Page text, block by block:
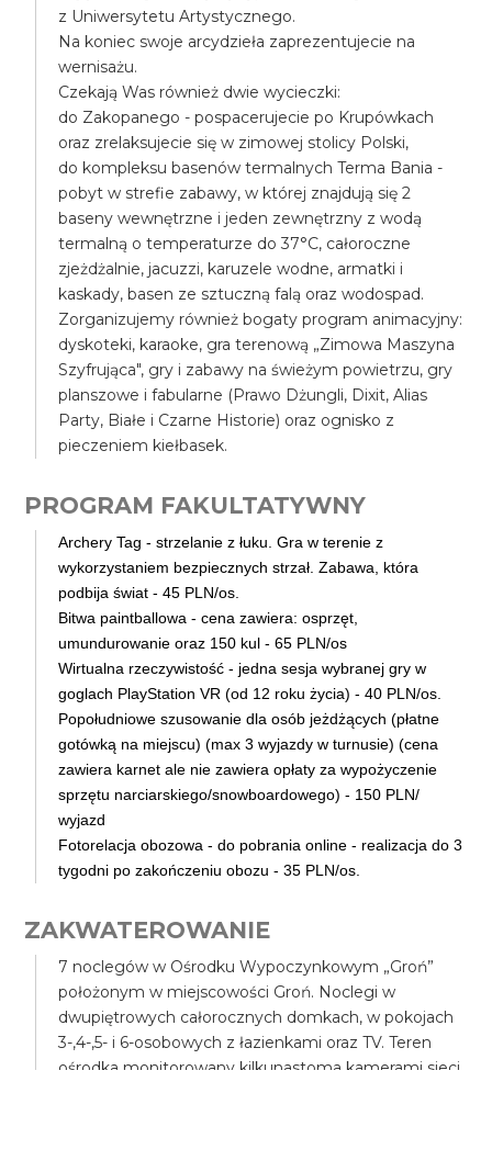
z Uniwersytetu Artystycznego.
Na koniec swoje arcydzieła zaprezentujecie na
wernisażu.
Czekają Was również dwie wycieczki:
do Zakopanego - pospacerujecie po Krupówkach
oraz zrelaksujecie się w zimowej stolicy Polski,
do kompleksu basenów termalnych Terma Bania -
pobyt w strefie zabawy, w której znajdują się 2
baseny wewnętrzne i jeden zewnętrzny z wodą
termalną o temperaturze do 37°C, całoroczne
zjeżdżalnie, jacuzzi, karuzele wodne, armatki i
kaskady, basen ze sztuczną falą oraz wodospad.
Zorganizujemy również bogaty program animacyjny:
dyskoteki, karaoke, gra terenową „Zimowa Maszyna
Szyfrująca", gry i zabawy na świeżym powietrzu, gry
planszowe i fabularne (Prawo Dżungli, Dixit, Alias
Party, Białe i Czarne Historie) oraz ognisko z
pieczeniem kiełbasek.
PROGRAM FAKULTATYWNY
Archery Tag - strzelanie z łuku. Gra w terenie z
wykorzystaniem bezpiecznych strzał. Zabawa, która
podbija świat - 45 PLN/os.
Bitwa paintballowa - cena zawiera: osprzęt,
umundurowanie oraz 150 kul - 65 PLN/os
Wirtualna rzeczywistość - jedna sesja wybranej gry w
goglach PlayStation VR (od 12 roku życia) - 40 PLN/os.
Popołudniowe szusowanie dla osób jeżdżących (płatne
gotówką na miejscu) (max 3 wyjazdy w turnusie) (cena
zawiera karnet ale nie zawiera opłaty za wypożyczenie
sprzętu narciarskiego/snowboardowego) - 150 PLN/
wyjazd
Fotorelacja obozowa - do pobrania online - realizacja do 3
tygodni po zakończeniu obozu - 35 PLN/os.
ZAKWATEROWANIE
7 noclegów w Ośrodku Wypoczynkowym „Groń”
położonym w miejscowości Groń. Noclegi w
dwupiętrowych całorocznych domkach, w pokojach
3-,4-,5- i 6-osobowych z łazienkami oraz TV. Teren
ośrodka monitorowany kilkunastoma kamerami sieci